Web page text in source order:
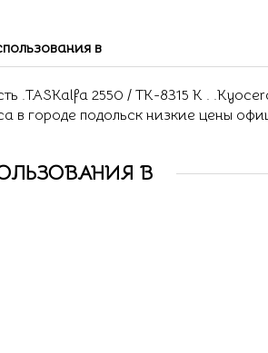
в
.TASKalfa 2550 / TK-8315 K .
в городе подольск низкие цены
В